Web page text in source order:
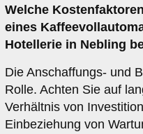
Welche
eines
Hotellerie in Nebling
Die Anschaffungs- und
Rolle. Achten Sie auf
Verhältnis von
Einbeziehung von